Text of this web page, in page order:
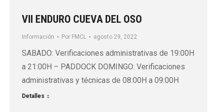
VII ENDURO CUEVA DEL OSO
Información Por FMCL agosto 29, 2022
SABADO: Verificaciones administrativas de 19:00H
a 21:00H – PADDOCK DOMINGO: Verificaciones
administrativas y técnicas de 08:00H a 09:00H
Detalles